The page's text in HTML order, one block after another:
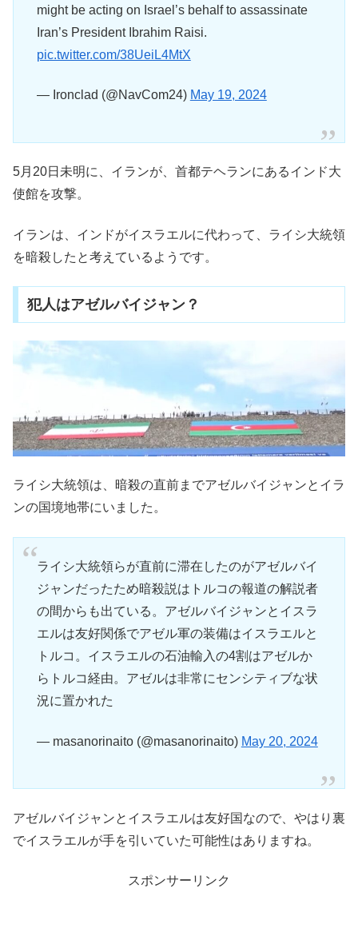
might be acting on Israel’s behalf to assassinate
Iran’s President Ibrahim Raisi.
pic.twitter.com/38UeiL4MtX
— Ironclad (@NavCom24) May 19, 2024
5月20日未明に、イランが、首都テヘランにあるインド大
使館を攻撃。
イランは、インドがイスラエルに代わって、ライシ大統領
を暗殺したと考えているようです。
犯人はアゼルバイジャン？
ライシ大統領は、暗殺の直前までアゼルバイジャンとイラ
ンの国境地帯にいました。
ライシ大統領らが直前に滞在したのがアゼルバイ
ジャンだったため暗殺説はトルコの報道の解説者
の間からも出ている。アゼルバイジャンとイスラ
エルは友好関係でアゼル軍の装備はイスラエルと
トルコ。イスラエルの石油輸入の4割はアゼルか
らトルコ経由。アゼルは非常にセンシティブな状
況に置かれた
— masanorinaito (@masanorinaito) May 20, 2024
アゼルバイジャンとイスラエルは友好国なので、やはり裏
でイスラエルが手を引いていた可能性はありますね。
スポンサーリンク